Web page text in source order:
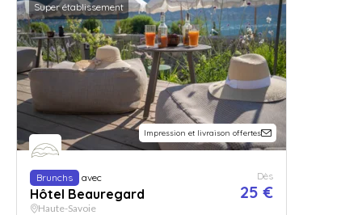
Super établissement
Impression et livraison offertes
Brunchs avec
Hôtel Beauregard
Dès
25 €
Haute-Savoie